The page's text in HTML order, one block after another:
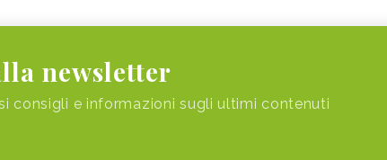
newsletter
consigli e informazioni sugli ultimi contenuti